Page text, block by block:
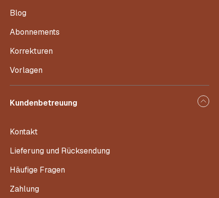
Blog
Abonnements
Korrekturen
Vorlagen
Kundenbetreuung
Kontakt
Lieferung und Rücksendung
Häufige Fragen
Zahlung